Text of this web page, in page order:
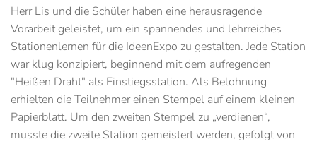
Herr Lis und die Schüler haben eine herausragende
Vorarbeit geleistet, um ein spannendes und lehrreiches
Stationenlernen für die IdeenExpo zu gestalten. Jede Station
war klug konzipiert, beginnend mit dem aufregenden
"Heißen Draht" als Einstiegsstation. Als Belohnung
erhielten die Teilnehmer einen Stempel auf einem kleinen
Papierblatt. Um den zweiten Stempel zu „verdienen“,
musste die zweite Station gemeistert werden, gefolgt von